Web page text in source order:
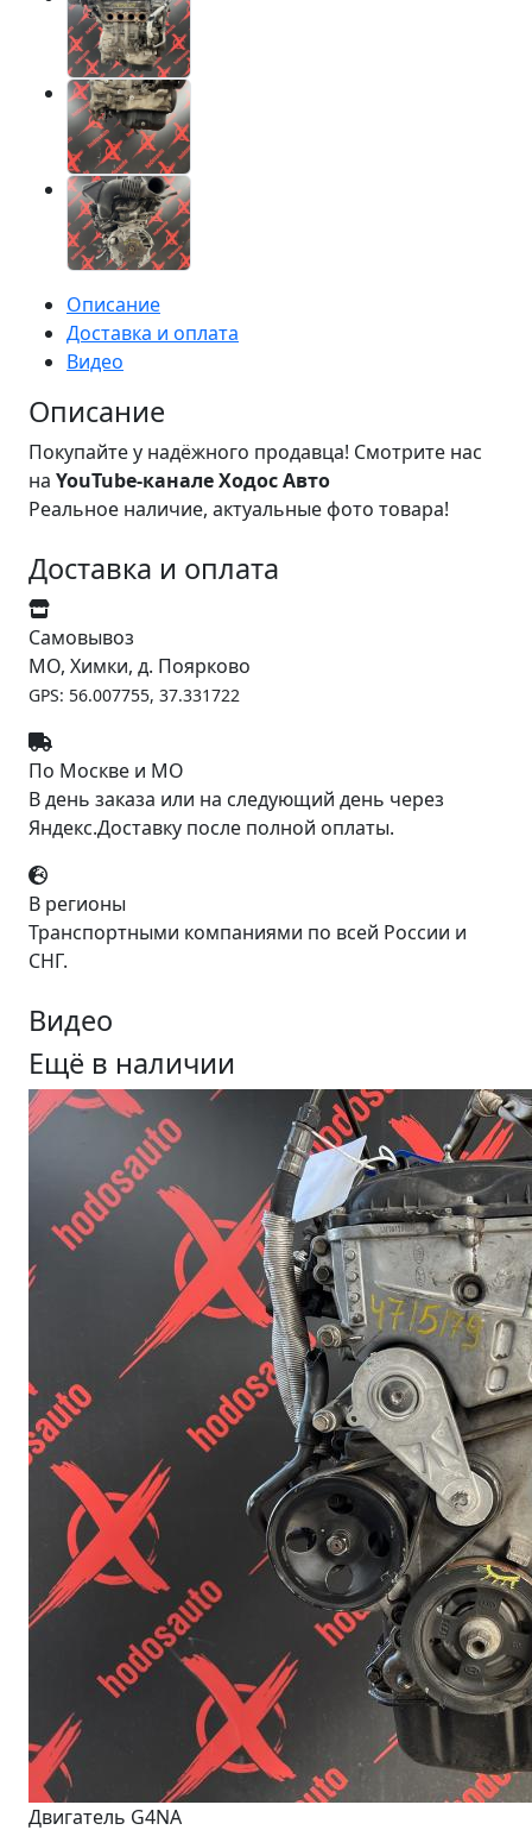
Описание
Доставка и оплата
Видео
Описание
Покупайте у надёжного продавца! Смотрите нас
на YouTube-канале Ходос Авто
Реальное наличие, актуальные фото товара!
Доставка и оплата
Самовывоз
МО, Химки, д. Поярково
GPS: 56.007755, 37.331722
По Москве и МО
В день заказа или на следующий день через
Яндекс.Доставку после полной оплаты.
В регионы
Транспортными компаниями по всей России и
СНГ.
Видео
Ещё в наличии
Двигатель G4NA